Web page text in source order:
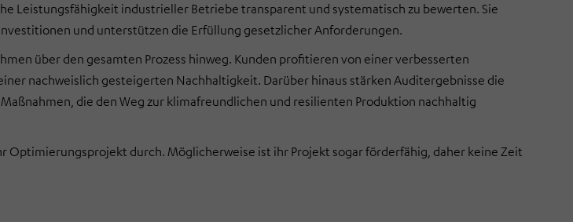
Leistungsfähigkeit industrieller Betriebe transparent und systematisch zu bewerten. Sie
und unterstützen die Erfüllung gesetzlicher Anforderungen.
über den gesamten Prozess hinweg. Kunden profitieren von einer verbesserten
nachweislich gesteigerten Nachhaltigkeit. Darüber hinaus stärken Auditergebnisse die
die den Weg zur klimafreundlichen und resilienten Produktion nachhaltig
Optimierungsprojekt durch. Möglicherweise ist ihr Projekt sogar förderfähig, daher keine Zeit